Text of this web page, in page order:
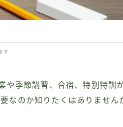
す
や季節講習、合宿、特別特訓
なのか知りたくはありません